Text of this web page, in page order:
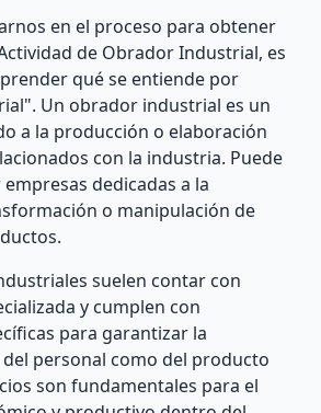
en el proceso para obtener
de Obrador Industrial, es
qué se entiende por
Un obrador industrial es un
a la producción o elaboración
con la industria. Puede
dedicadas a la
o manipulación de
suelen contar con
y cumplen con
para garantizar la
personal como del producto
son fundamentales para el